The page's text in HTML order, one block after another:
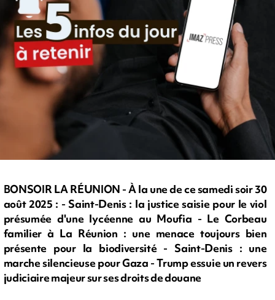
BONSOIR LA RÉUNION - À la une de ce samedi soir 30
août 2025 : - Saint-Denis : la justice saisie pour le viol
présumée d'une lycéenne au Moufia - Le Corbeau
familier à La Réunion : une menace toujours bien
présente pour la biodiversité - Saint-Denis : une
marche silencieuse pour Gaza - Trump essuie un revers
judiciaire majeur sur ses droits de douane